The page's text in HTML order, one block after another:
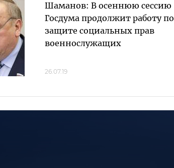
Шаманов: В осеннюю сессию
Госдума продолжит работу по
защите социальных прав
военнослужащих
26.07.19